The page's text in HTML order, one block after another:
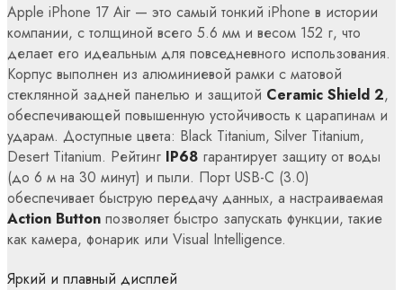
Apple iPhone 17 Air — это самый тонкий iPhone в истории
компании, с толщиной всего 5.6 мм и весом 152 г, что
делает его идеальным для повседневного использования.
Корпус выполнен из алюминиевой рамки с матовой
стеклянной задней панелью и защитой Ceramic Shield 2,
обеспечивающей повышенную устойчивость к царапинам и
ударам. Доступные цвета: Black Titanium, Silver Titanium,
Desert Titanium. Рейтинг IP68 гарантирует защиту от воды
(до 6 м на 30 минут) и пыли. Порт USB-C (3.0)
обеспечивает быструю передачу данных, а настраиваемая
Action Button позволяет быстро запускать функции, такие
как камера, фонарик или Visual Intelligence.
Яркий и плавный дисплей